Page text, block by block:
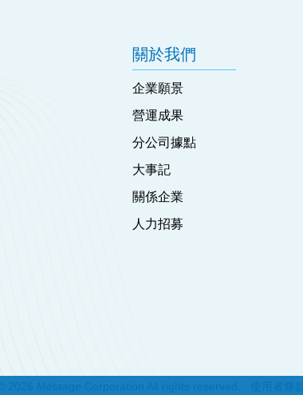
關於我們
企業願景
營運成果
分公司據點
大事記
關係企業
人力招募